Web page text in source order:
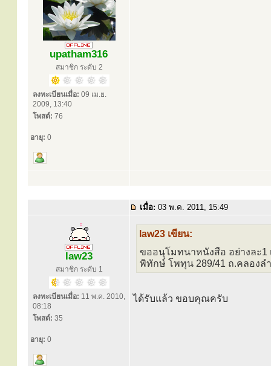
upatham316
สมาชิก ระดับ 2
ลงทะเบียนเมื่อ: 09 เม.ย.
2009, 13:40
โพสต์: 76
อายุ: 0
เมื่อ: 03 พ.ค. 2011, 15:49
law23
สมาชิก ระดับ 1
ลงทะเบียนเมื่อ: 11 พ.ค. 2010,
08:18
โพสต์: 35
อายุ: 0
law23 เขียน:
ขออนุโมทนาหนังสือ อย่างละ1
พิทักษ์ โพทุน 289/41 ถ.คลองล
ได้รับแล้ว ขอบคุณครับ